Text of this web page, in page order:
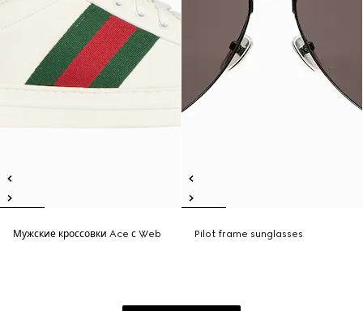
Мужские кроссовки Ace с Web Pilot frame sunglasses